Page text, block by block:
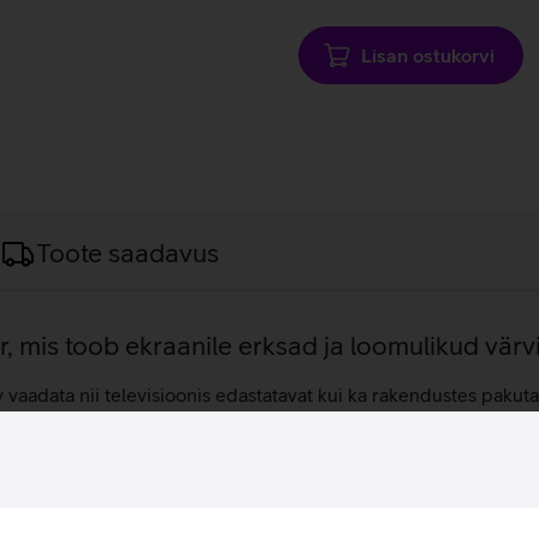
laadimine
Lisan ostukorvi
Toote saadavus
mis toob ekraanile erksad ja loomulikud
nii televisioonis edastatavat kui ka rakendustes
vaatajale, olles kui isiklik meelelahutusmasin sinu
suurendab teleri valgustasandeid, nii et saad nautida laia
optimeerivad pildi jõudlust ning pakuvad kaasahaarava
sisufunktsioonide valik pakuvad nauditavat